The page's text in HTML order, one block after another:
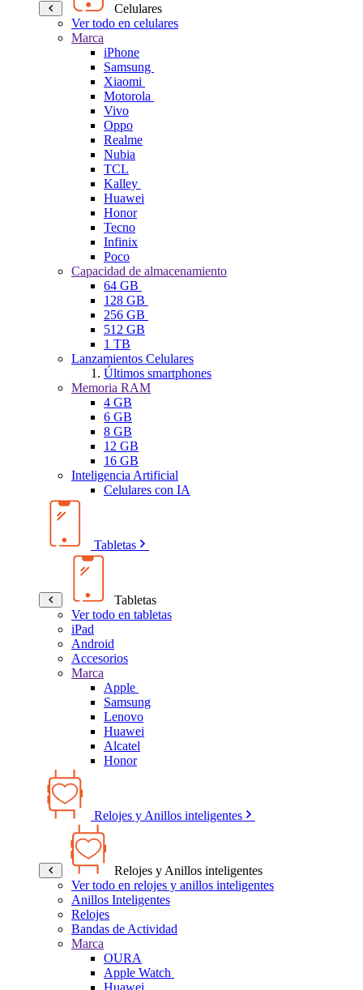
Celulares
Ver todo en celulares
Marca
iPhone
Samsung
Xiaomi
Motorola
Vivo
Oppo
Realme
Nubia
TCL
Kalley
Huawei
Honor
Tecno
Infinix
Poco
Capacidad de almacenamiento
64 GB
128 GB
256 GB
512 GB
1 TB
Lanzamientos Celulares
Últimos smartphones
Memoria RAM
4 GB
6 GB
8 GB
12 GB
16 GB
Inteligencia Artificial
Celulares con IA
Tabletas
Tabletas
Ver todo en tabletas
iPad
Android
Accesorios
Marca
Apple
Samsung
Lenovo
Huawei
Alcatel
Honor
Relojes y Anillos inteligentes
Relojes y Anillos inteligentes
Ver todo en relojes y anillos inteligentes
Anillos Inteligentes
Relojes
Bandas de Actividad
Marca
OURA
Apple Watch
Huawei